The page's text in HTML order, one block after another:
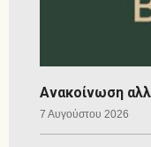
Ανακοίνωση
7 Αυγούστου 2026